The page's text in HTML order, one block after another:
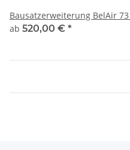
Bausatzerweiterung BelAir 73
ab 520,00 € *